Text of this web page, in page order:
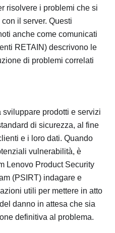
risolvere i problemi che si
il server. Questi
anche come comunicati
RETAIN) descrivono le
di problemi correlati
sviluppare prodotti e servizi
di sicurezza, al fine
e i loro dati. Quando
vulnerabilità, è
Lenovo Product Security
(PSIRT) indagare e
utili per mettere in atto
danno in attesa che sia
definitiva al problema.